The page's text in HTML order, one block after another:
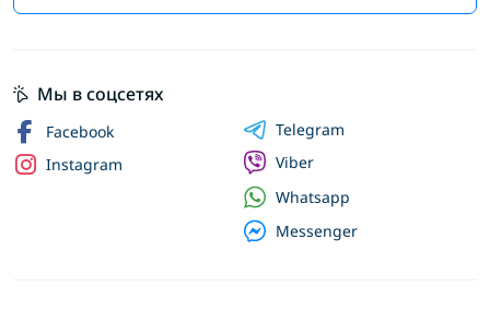
Мы в соцсетях
Facebook
Instagram
Telegram
Viber
Whatsapp
Messenger